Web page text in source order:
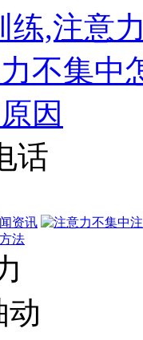
话
资讯
法